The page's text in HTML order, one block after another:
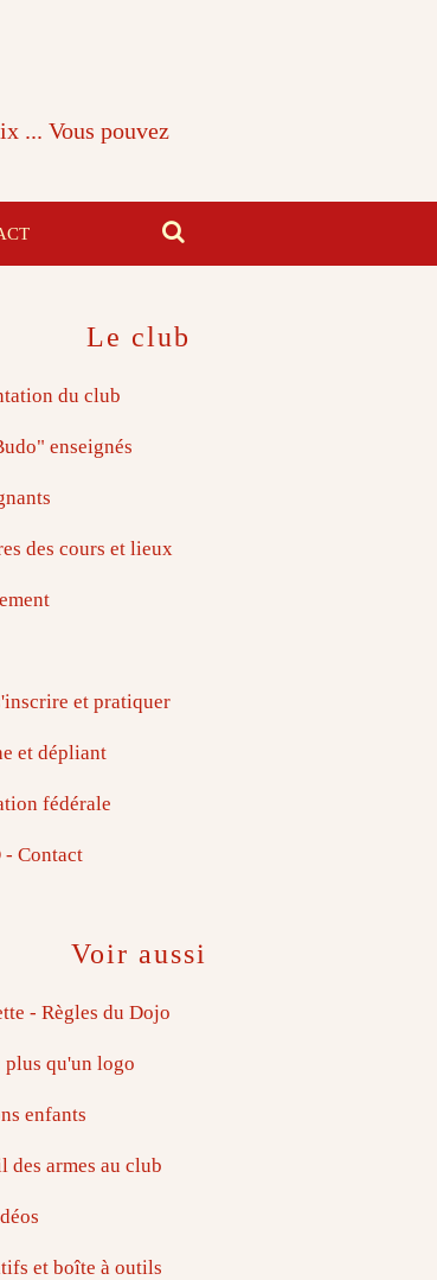
... Vous pouvez
Le club
du club
enseignés
des cours et lieux
et pratiquer
et dépliant
fédérale
- Contact
Voir aussi
- Règles du Dojo
plus qu'un logo
enfants
des armes au club
et boîte à outils